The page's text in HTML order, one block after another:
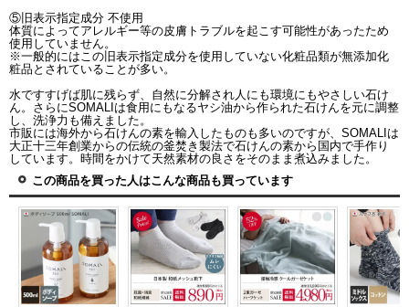
⑤旧表示指定成分 不使用
体質によってアレルギー等の皮膚トラブルを起こす可能性があったため
使用していません。
※一般的にはこの旧表示指定成分を使用していない化粧品類が無添加化
粧品とされていることが多い。
水ですすげば肌に残らず、自然に分解され人にも環境にもやさしい石け
ん。さらにSOMALIは食用にもなるヤシ油から作られた石けんを元に調整
し、洗浄力も備えました。
市販には海外から石けんの素を輸入したものも多いのですが、SOMALIは
大正十三年創業からの伝統の釜焚き製法で石けんの素から国内で手作り
しています。時間をかけて天然素材の良さをそのまま煮込みました。
この商品を買った人はこんな商品も買っています